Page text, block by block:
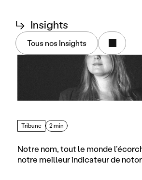
↳ Insights
Tous nos Insights
Tribune 2 min
Notre nom, tout le monde
notre meilleur indicateur de